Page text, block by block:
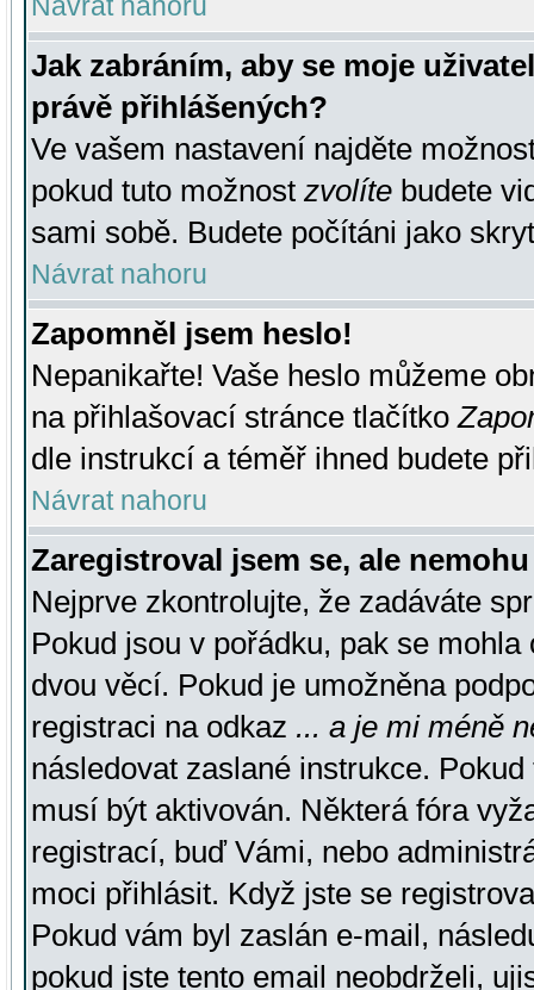
Jak zabráním, aby se moje
právě přihlášených?
Ve vašem nastavení najděte
pokud tuto možnost zvolíte budete
sami sobě. Budete počítáni jako
Návrat nahoru
Zapomněl jsem heslo!
Nepanikařte! Vaše heslo můžeme
na přihlašovací stránce tlačítko
dle instrukcí a téměř ihned budete
Návrat nahoru
Zaregistroval jsem se, ale
Nejprve zkontrolujte, že zadáváte
Pokud jsou v pořádku, pak se
dvou věcí. Pokud je umožněna
registraci na odkaz ... a je mi méně
následovat zaslané instrukce.
musí být aktivován. Některá fóra
registrací, buď Vámi, nebo
moci přihlásit. Když jste se
Pokud vám byl zaslán e-mail,
pokud jste tento email neobdrželi,